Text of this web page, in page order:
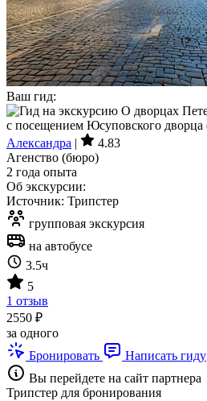
Ваш гид:
Александра |
4.83
Агенство (бюро)
2 года опыта
Об экскурсии:
Источник: Трипстер
групповая экскурсия
на автобусе
3.5ч
5
1 отзыв
2550 ₽
за одного
Бронировать
Написать гиду
Вы перейдете на сайт партнера
Трипстер для бронирования